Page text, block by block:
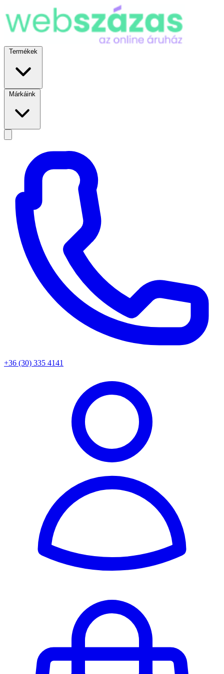
Termékek
Márkáink
+36 (30) 335 4141